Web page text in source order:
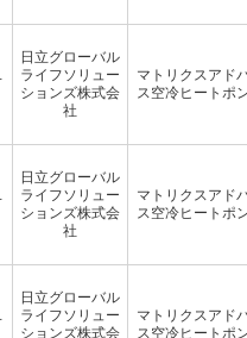
日立グローバル
ライフソリュー
ションズ株式会
社
マトリクスアド
ス空冷ヒートポ
日立グローバル
ライフソリュー
ションズ株式会
社
マトリクスアド
ス空冷ヒートポ
日立グローバル
ライフソリュー
ションズ株式会
マトリクスアド
ス空冷ヒートポ